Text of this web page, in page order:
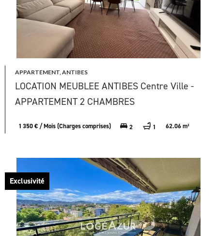
APPARTEMENT, ANTIBES
LOCATION MEUBLEE ANTIBES Centre Ville -
APPARTEMENT 2 CHAMBRES
1 350 € / Mois (Charges comprises) 2 1 62.06 m²
Exclusivité